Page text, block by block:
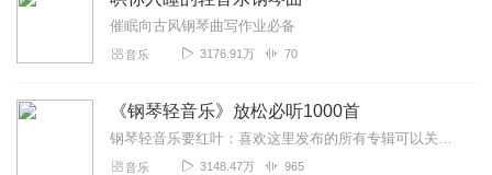
催眠向古风钢琴曲写作业必备
音乐 3176.91万 70
《钢琴轻音乐》放松必听1000首
钢琴轻音乐要红叶：喜欢这里发布的所有专辑可以关注主播喔，加油！《钢琴轻音乐》放松必听1000首，放松身心就听钢琴轻音乐！！！钢琴轻音乐创作结构简单、节奏明快、...
音乐 3148.47万 965